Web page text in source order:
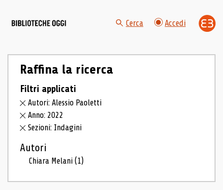
Cerca Accedi
Raffina la ricerca
Filtri applicati
Autori: Alessio Paoletti
Anno: 2022
Sezioni: Indagini
Autori
Chiara Melani(1)